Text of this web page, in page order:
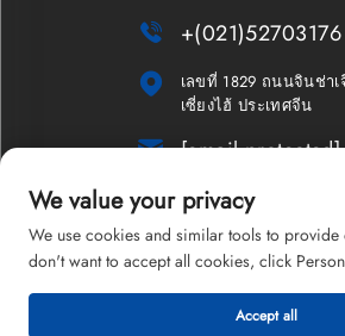
 +(021)52703176

เลขที่ 1829 ถนนจินช่า
เซี่ยงไฮ้ ประเทศจีน
 [email protected]
จดหมายข่าว
We value your privacy
We use cookies and similar tools to provide
don't want to accept all cookies, click
Accept all